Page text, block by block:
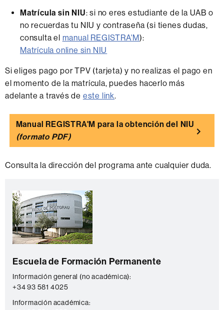
Matrícula sin NIU: si no eres estudiante de la UAB o
no recuerdas tu NIU y contraseña (si tienes dudas,
consulta el manual REGISTRA'M):
Matrícula online sin NIU
Si eliges pago por TPV (tarjeta) y no realizas el pago en
el momento de la matrícula, puedes hacerlo más
adelante a través de este link.
Manual REGISTRA'M para la obtención del NIU
(formato PDF)
Consulta la dirección del programa ante cualquier duda.
complementaria
C
o
n
t
c
t
o
Escuela de Formación Permanente
Información general (no académica):
+34 93 581 4025
Información académica: